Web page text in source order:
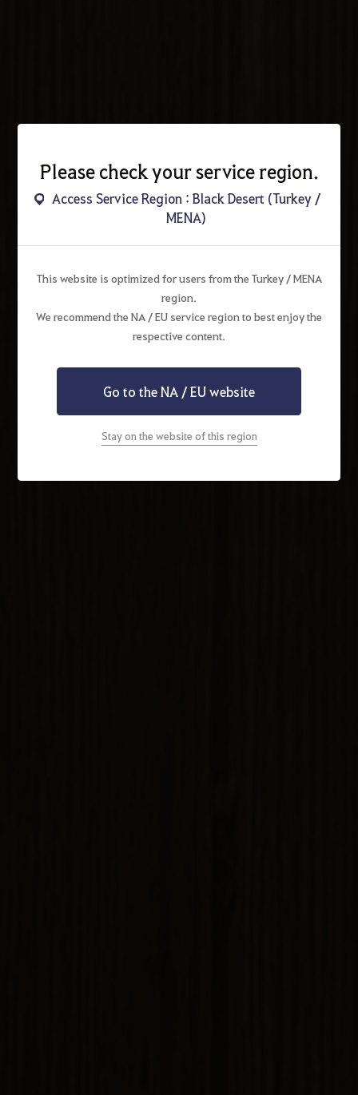
Please check your service region.
Access Service Region : Black Desert (Turkey /
MENA)
This website is optimized for users from the Turkey / MENA
region.
We recommend the NA / EU service region to best enjoy the
respective content.
Go to the NA / EU website
Stay on the website of this region